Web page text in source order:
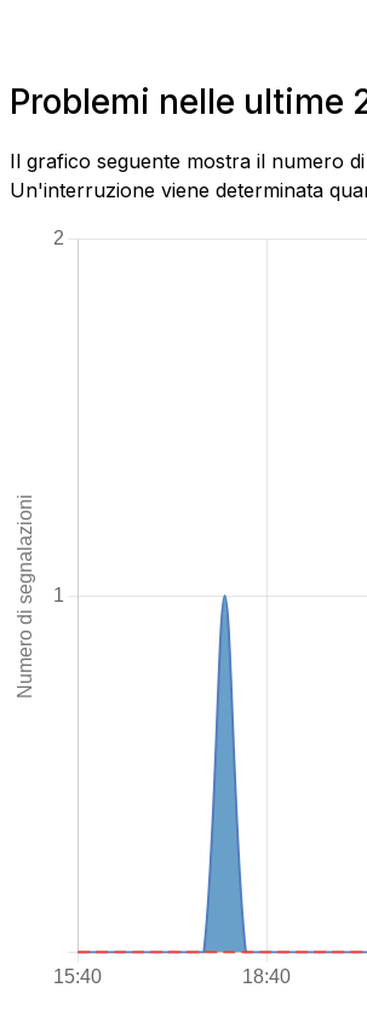
Problemi nelle ultime
Il grafico seguente mostra il numero
Un'interruzione viene determinata